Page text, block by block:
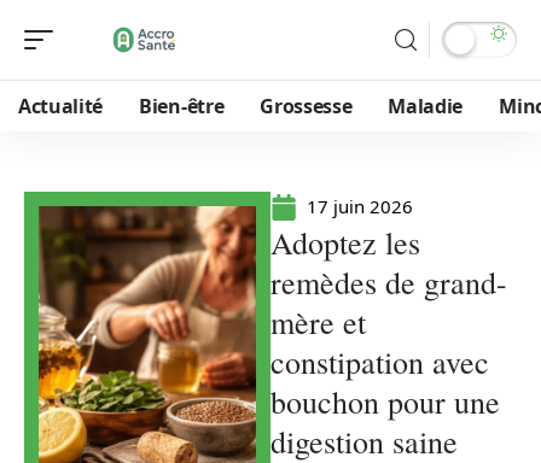
Actualité Bien-être Grossesse Maladie
17 juin 2026
Adoptez les
remèdes de grand-
mère et
constipation avec
bouchon pour une
digestion saine